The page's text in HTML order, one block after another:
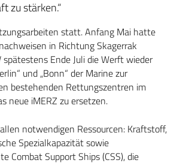
zu stärken.“
statt. Anfang Mai hatte
in Richtung Skagerrak
Ende Juli die Werft wieder
und „Bonn“ der Marine zur
bestehenden Rettungszentren im
neue iMERZ zu ersetzen.
notwendigen Ressourcen: Kraftstoff,
Spezialkapazität sowie
Combat Support Ships (CSS), die